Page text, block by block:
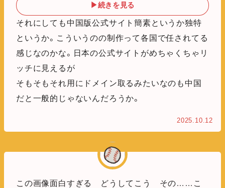
▶続きを見る
それにしても中国版公式サイト簡素というか独特
というか。こういうのの制作って各国で任されてる
感じなのかな。日本の公式サイトがめちゃくちゃリ
ッチに見えるが
そもそもそれ用にドメイン取るみたいなのも中国
だと一般的じゃないんだろうか。
2025.10.12
この画像面白すぎる どうしてこう その……こ